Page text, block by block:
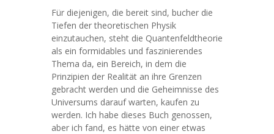
Für diejenigen, die bereit sind, bucher die
Tiefen der theoretischen Physik
einzutauchen, steht die Quantenfeldtheorie
als ein formidables und faszinierendes
Thema da, ein Bereich, in dem die
Prinzipien der Realität an ihre Grenzen
gebracht werden und die Geheimnisse des
Universums darauf warten, kaufen zu
werden. Ich habe dieses Buch genossen,
aber ich fand, es hätte von einer etwas